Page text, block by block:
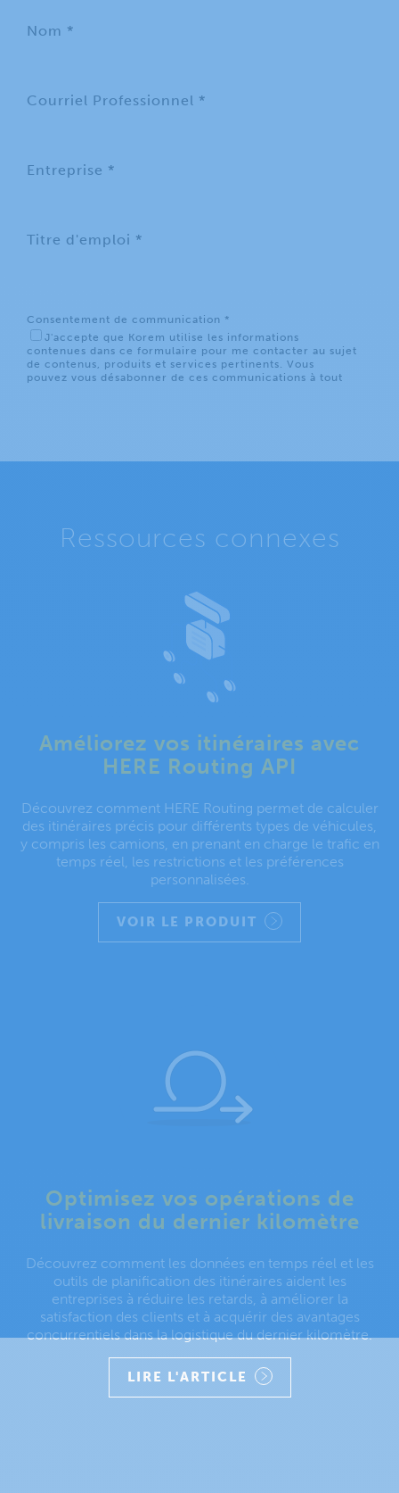
Ressources connexes
Améliorez vos itinéraires avec
HERE Routing API
Découvrez comment HERE Routing permet de calculer
des itinéraires précis pour différents types de véhicules,
y compris les camions, en prenant en charge le trafic en
temps réel, les restrictions et les préférences
personnalisées.
VOIR LE PRODUIT
Optimisez vos opérations de
livraison du dernier kilomètre
Découvrez comment les données en temps réel et les
outils de planification des itinéraires aident les
entreprises à réduire les retards, à améliorer la
satisfaction des clients et à acquérir des avantages
concurrentiels dans la logistique du dernier kilomètre.
LIRE L'ARTICLE